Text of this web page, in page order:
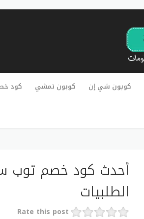
كوبون شي إن كوبون نمشي كود
الطلبيات
Rate this post